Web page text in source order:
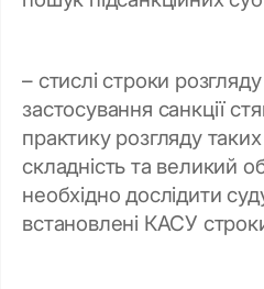
– стислі строки
застосування санкції
практику розгляду
складність та великий
необхідно дослідити
встановлені КАСУ